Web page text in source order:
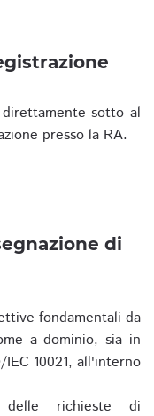
sotto al
presso la RA.
di
fondamentali da
a dominio, sia in
10021, all'interno
delle richieste di